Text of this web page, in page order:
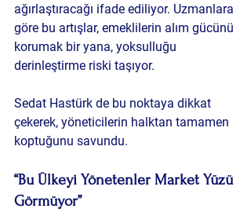
ağırlaştıracağı ifade ediliyor. Uzmanlara
göre bu artışlar, emeklilerin alım gücünü
korumak bir yana, yoksulluğu
derinleştirme riski taşıyor.
Sedat Hastürk de bu noktaya dikkat
çekerek, yöneticilerin halktan tamamen
koptuğunu savundu.
“Bu Ülkeyi Yönetenler Market Yüzü
Görmüyor”